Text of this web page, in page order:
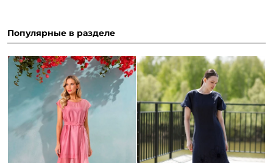
Популярные в разделе